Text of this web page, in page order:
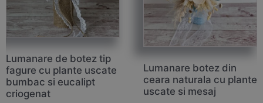
Lumanare de botez tip
fagure cu plante uscate
bumbac si eucalipt
criogenat
Lumanare botez din
ceara naturala cu plante
uscate si mesaj